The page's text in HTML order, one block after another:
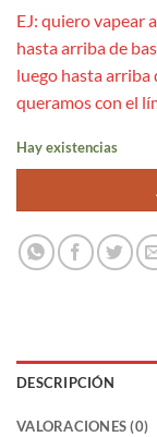
EJ: quiero vapear
hasta arriba de
luego hasta arriba
queramos con el
Hay existencias
DESCRIPCIÓN
VALORACIONES (0)